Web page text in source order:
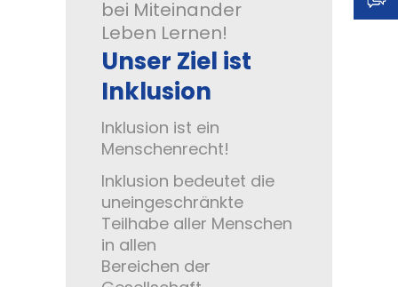
Standard
+
Erscheinungsbild:
Farbig
bei Miteinander
Leben Lernen!
Unser Ziel ist
Inklusion
Inklusion ist ein
Menschenrecht!
Inklusion bedeutet die
uneingeschränkte
Teilhabe aller Menschen
in allen
Bereichen der